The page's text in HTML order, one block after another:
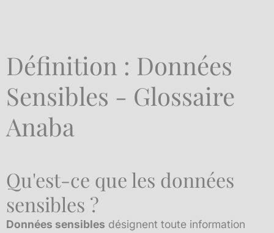
Définition : Données
Sensibles - Glossaire
Anaba
Qu'est-ce que les données
sensibles ?
Données sensibles désignent toute information